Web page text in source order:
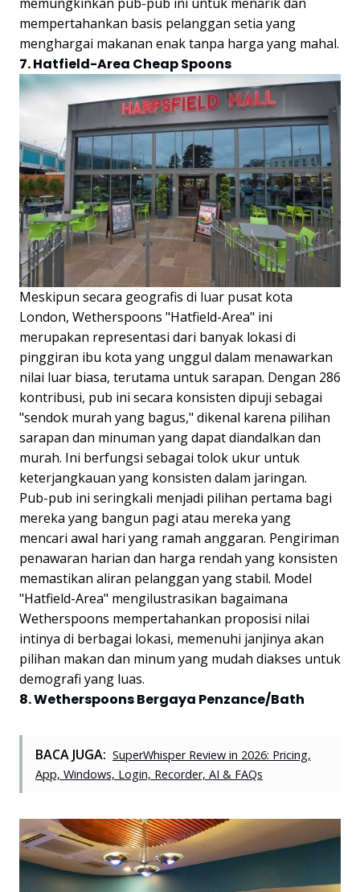
mempertahankan basis pelanggan setia yang
menghargai makanan enak tanpa harga yang mahal.
7. Hatfield-Area Cheap Spoons
Meskipun secara geografis di luar pusat kota
London, Wetherspoons "Hatfield-Area" ini
merupakan representasi dari banyak lokasi di
pinggiran ibu kota yang unggul dalam menawarkan
nilai luar biasa, terutama untuk sarapan. Dengan 286
kontribusi, pub ini secara konsisten dipuji sebagai
"sendok murah yang bagus," dikenal karena pilihan
sarapan dan minuman yang dapat diandalkan dan
murah. Ini berfungsi sebagai tolok ukur untuk
keterjangkauan yang konsisten dalam jaringan.
Pub-pub ini seringkali menjadi pilihan pertama bagi
mereka yang bangun pagi atau mereka yang
mencari awal hari yang ramah anggaran. Pengiriman
penawaran harian dan harga rendah yang konsisten
memastikan aliran pelanggan yang stabil. Model
"Hatfield-Area" mengilustrasikan bagaimana
Wetherspoons mempertahankan proposisi nilai
intinya di berbagai lokasi, memenuhi janjinya akan
pilihan makan dan minum yang mudah diakses untuk
demografi yang luas.
8. Wetherspoons Bergaya Penzance/Bath
BACA JUGA: SuperWhisper Review in 2026: Pricing,
App, Windows, Login, Recorder, AI & FAQs